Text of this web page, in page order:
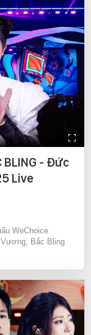
BLING - Đức
Live
WeChoice
Bắc Bling